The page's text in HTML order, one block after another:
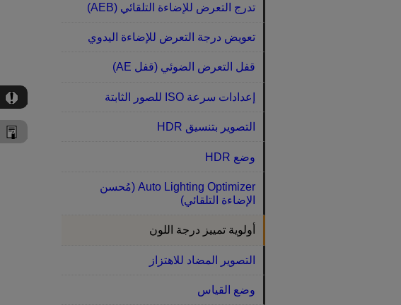
تدرج التعرض للإضاءة التلقائي (AEB)
تعويض درجة التعرض للإضاءة اليدوي
قفل التعرض الضوئي (قفل AE)
إعدادات سرعة ISO للصور الثابتة
التصوير بتنسيق HDR
وضع HDR
Auto Lighting Optimizer (مُحسن
الإضاءة التلقائي)
أولوية تمييز درجة اللون
التصوير المضاد للاهتزاز
وضع القياس